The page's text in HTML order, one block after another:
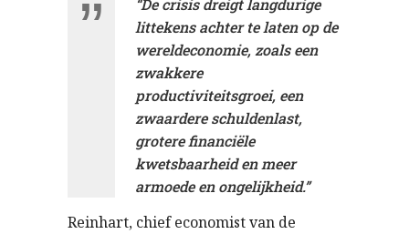
“De crisis dreigt langdurige
littekens achter te laten op de
wereldeconomie, zoals een
zwakkere
productiviteitsgroei, een
zwaardere schuldenlast,
grotere financiële
kwetsbaarheid en meer
armoede en ongelijkheid.”
Reinhart, chief economist van de